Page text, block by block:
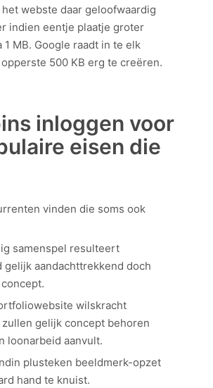
webste daar geloofwaardig
indien eentje plaatje groter
1 MB. Google raadt in te elk
500 KB erg te creëren.
inloggen voor
eisen die
vinden die soms ook
samenspel resulteert
gelijk aandachttrekkend doch
wilskracht
gelijk concept behoren
loonarbeid aanvult.
plusteken beeldmerk-opzet
hand te knuist.